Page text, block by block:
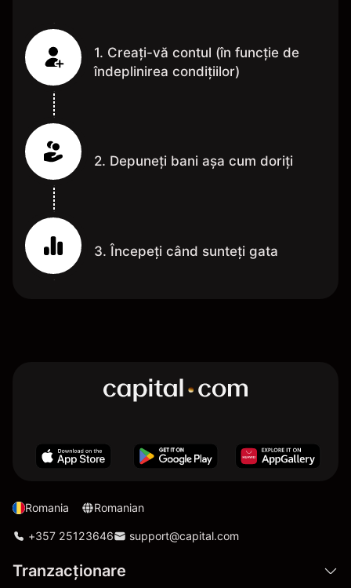
1. Creați-vă contul (în funcție de
îndeplinirea condițiilor)
2. Depuneți bani așa cum doriți
3. Începeți când sunteți gata
Romania Romanian
+357 25123646 support@capital.com
Tranzacționare